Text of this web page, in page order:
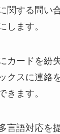
関する問い
します。
カードを紛
クスに連絡
きます。
言語対応を